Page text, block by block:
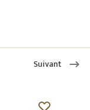
Suivant